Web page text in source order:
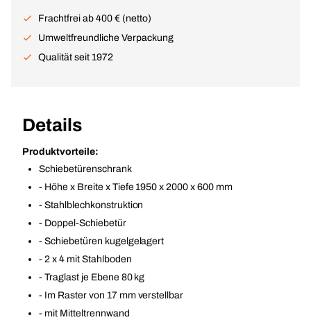
Frachtfrei ab 400 € (netto)
Umweltfreundliche Verpackung
Qualität seit 1972
Details
Produktvorteile:
Schiebetürenschrank
- Höhe x Breite x Tiefe 1950 x 2000 x 600 mm
- Stahlblechkonstruktion
- Doppel-Schiebetür
- Schiebetüren kugelgelagert
- 2 x 4 mit Stahlboden
- Traglast je Ebene 80 kg
- Im Raster von 17 mm verstellbar
- mit Mitteltrennwand